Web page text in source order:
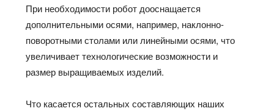
При необходимости робот дооснащается
дополнительными осями, например, наклонно-
поворотными столами или линейными осями, что
увеличивает технологические возможности и
размер выращиваемых изделий.
Что касается остальных составляющих наших